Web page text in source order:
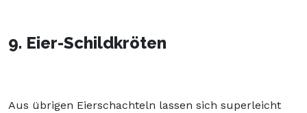
9. Eier-Schildkröten
Aus übrigen Eierschachteln lassen sich superleicht